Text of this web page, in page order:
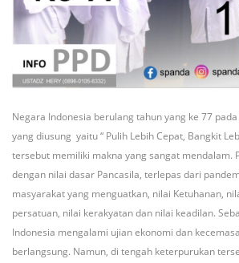
Negara Indonesia berulang tahun yang ke 77
yang diusung yaitu “ Pulih Lebih Cepat, Bangkit
tersebut memiliki makna yang sangat mendalam.
dengan nilai dasar Pancasila, terlepas dari
masyarakat yang menguatkan, nilai Ketuhanan,
persatuan, nilai kerakyatan dan nilai keadilan.
Indonesia mengalami ujian ekonomi dan
berlangsung. Namun, di tengah keterpurukan